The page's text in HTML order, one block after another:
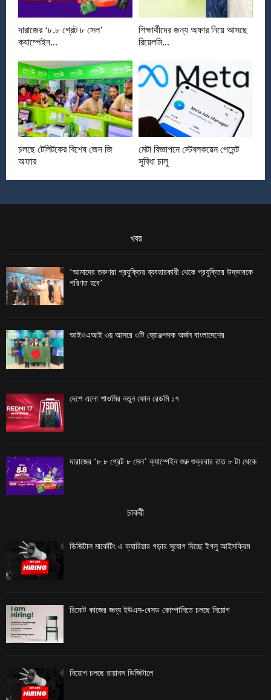
দারাজের ‘৮.৮ গ্রেট ৮ সেল’
ক্যাম্পেইন...
শিক্ষার্থীদের জন্য অফার নিয়ে আসছে
রিয়েলমি...
চলছে টেলিটকের বিশেষ জেন জি
অফার
মেটা বিজ্ঞাপনে স্টেবলকয়েন পেমেন্ট
সুবিধা চালু
খবর
‘আমাদের তরুণরা প্রযুক্তির ব্যবহারকারী থেকে প্রযুক্তির উদ্ভাবকে
পরিণত হবে’
আইওএআই ৩য় আসরে ৩টি ব্রোঞ্জপদক অর্জন বাংলাদেশের
দেশে এলো শাওমির নতুন ফোন রেডমি ১৭
দারাজের ‘৮.৮ গ্রেট ৮ সেল’ ক্যাম্পেইন শুরু শুক্রবার রাত ৮ টা থেকে
চাকরী
ডিজিটাল মার্কেটিং এ ক্যারিয়ার গড়ার সুযোগ দিচ্ছে ইগলু আইসক্রিম
রিমোট কাজের জন্য ইউএস-বেসড কোম্পানিতে চলছে নিয়োগ
নিয়োগ চলছে রায়ানস ডিজিটালে